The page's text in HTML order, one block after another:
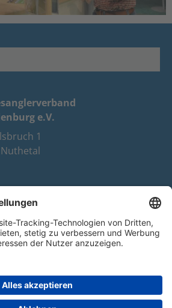
e.V.
1
Nuthetal